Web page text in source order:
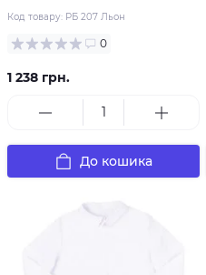
Код товару: РБ 207 Льон
0
1 238 грн.
До кошика